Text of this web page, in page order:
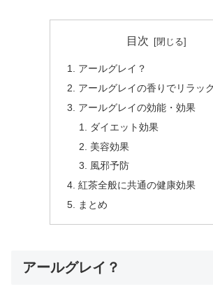
目次
アールグレイ？
アールグレイの香りでリラッ
アールグレイの効能・効果
ダイエット効果
美容効果
風邪予防
紅茶全般に共通の健康効果
まとめ
アールグレイ？